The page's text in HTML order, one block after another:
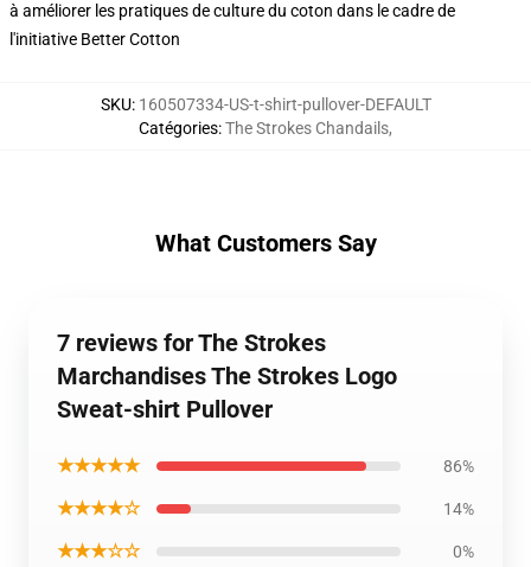
à améliorer les pratiques de culture du coton dans le cadre de
l'initiative Better Cotton
SKU: 160507334-US-t-shirt-pullover-DEFAULT
Catégories:The Strokes Chandails,
What Customers Say
7 reviews for The Strokes
Marchandises The Strokes Logo
Sweat-shirt Pullover
★★★★★ 86%
★★★★☆ 14%
★★★☆☆ 0%